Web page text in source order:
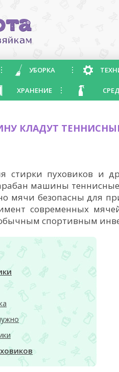
УБОРКА
ХРАНЕНИЕ
КЛАДУТ
стирки пуховиков и
машины
мячи безопасны для
современных
спортивным